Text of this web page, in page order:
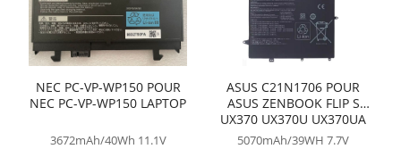
NEC PC-VP-WP150 POUR
NEC PC-VP-WP150 LAPTOP
3672mAh/40Wh 11.1V
ASUS C21N1706 POUR
ASUS ZENBOOK FLIP S
UX370 UX370U UX370UA
UX370UAF UX370UAR
5070mAh/39WH 7.7V